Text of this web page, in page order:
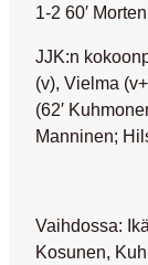
1-2 60′
JJK:n
(v), Vielma
(62′
Manninen;
Vaihdossa:
Kosunen,